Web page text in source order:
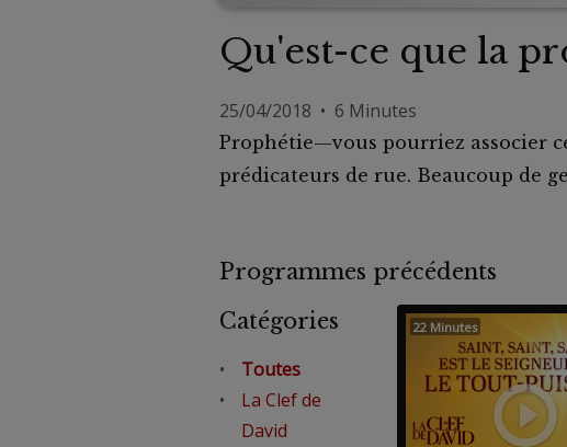
Qu'est-ce que la
25/04/2018 • 6 Minutes
Prophétie—vous pourriez associer
prédicateurs de rue. Beaucoup de
Programmes précédents
Catégories
Toutes
La Clef de
David
22 Minutes